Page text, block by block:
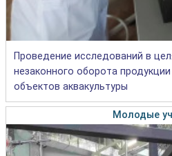
Проведение исследований в
незаконного оборота
объектов аквакультуры
Молодые